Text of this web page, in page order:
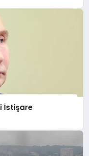
İstişare